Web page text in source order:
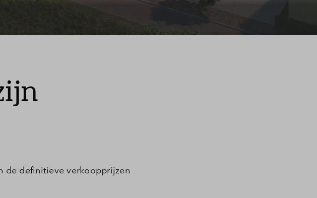
de definitieve verkoopprijzen